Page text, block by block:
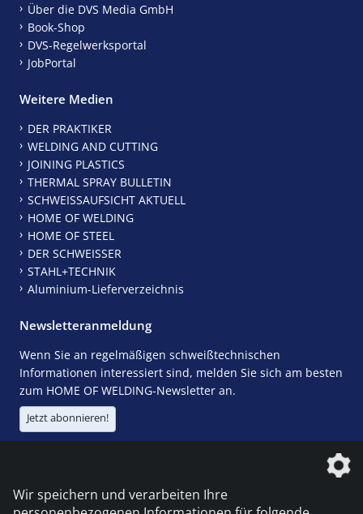
Über die DVS Media GmbH
Book-Shop
DVS-Regelwerksportal
JobPortal
Weitere Medien
DER PRAKTIKER
WELDING AND CUTTING
JOINING PLASTICS
THERMAL SPRAY BULLETIN
SCHWEISSAUFSICHT AKTUELL
HOME OF WELDING
HOME OF STEEL
DER SCHWEISSER
STAHL+TECHNIK
Aluminium-Lieferverzeichnis
Newsletteranmeldung
Wenn Sie an regelmäßigen schweißtechnischen
Informationen interessiert sind, melden Sie sich am besten
zum HOME OF WELDING-Newsletter an.
Jetzt abonnieren!
Die DVS Media GmbH ist ein Unternehmen der
Wir speichern und verarbeiten Ihre